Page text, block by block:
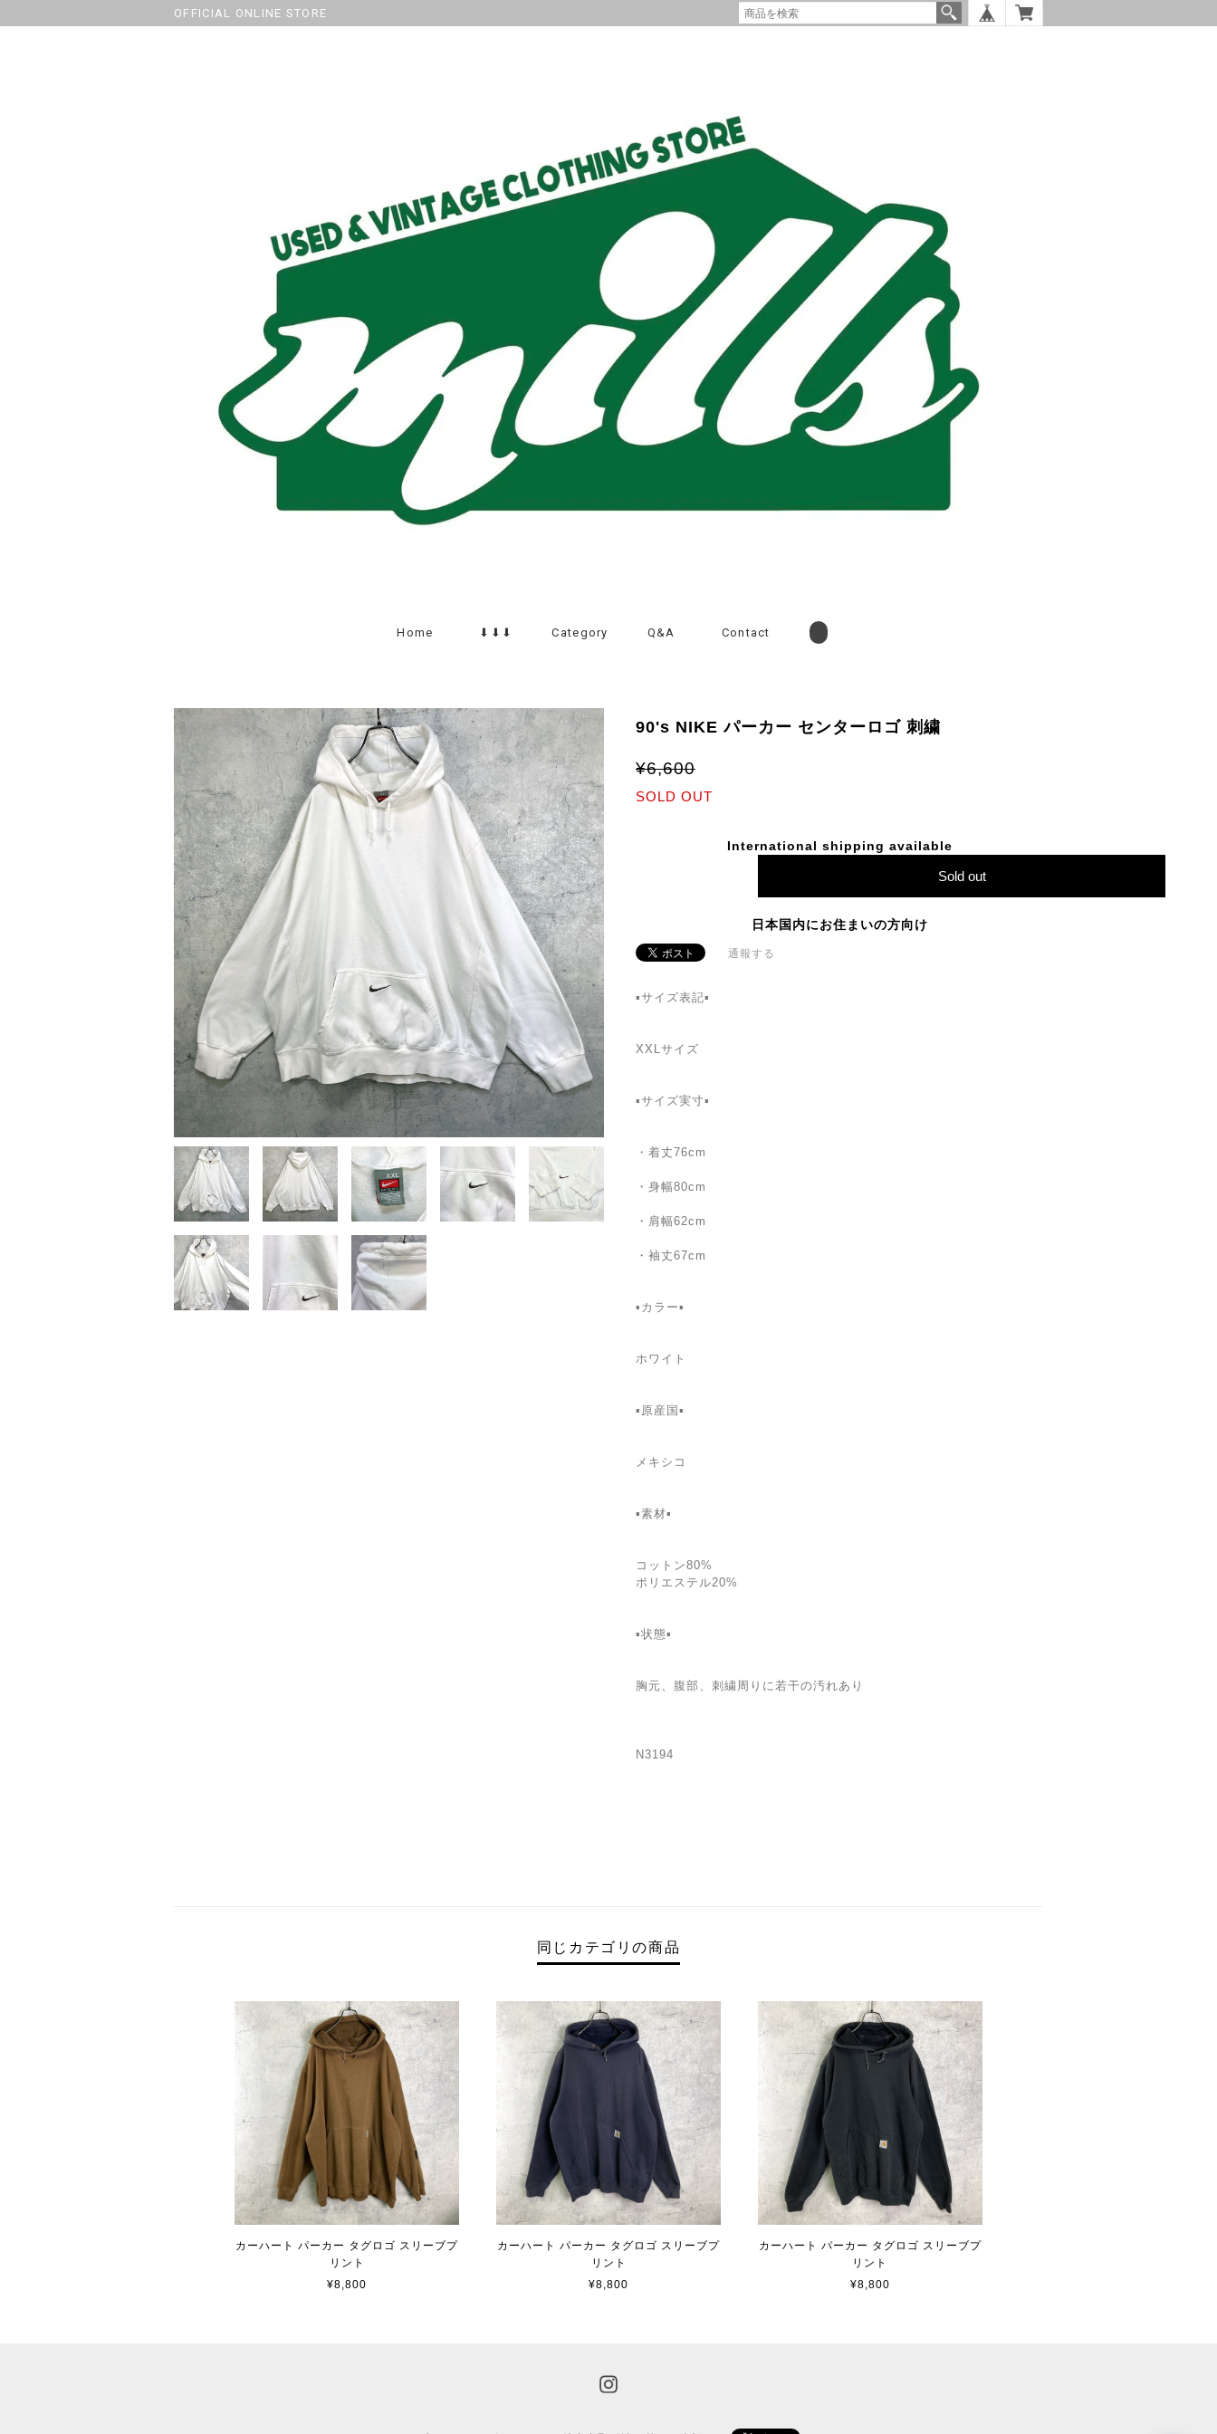
OFFICIAL ONLINE STORE
Home ⬇︎⬇︎⬇︎ Category Q&A Contact
90's NIKE パーカー センターロゴ 刺繍
¥6,600
SOLD OUT
International shipping available
Sold out
日本国内にお住まいの方向け
通報する
▪サイズ表記▪
XXLサイズ
▪サイズ実寸▪
・着丈76cm
・身幅80cm
・肩幅62cm
・袖丈67cm
▪カラー▪
ホワイト
▪原産国▪
メキシコ
▪素材▪
コットン80%
ポリエステル20%
▪状態▪
胸元、腹部、刺繍周りに若干の汚れあり
N3194
同じカテゴリの商品
カーハート パーカー タグロゴ スリーブプ
リント
¥8,800
カーハート パーカー タグロゴ スリーブプ
リント
¥8,800
カーハート パーカー タグロゴ スリーブプ
リント
¥8,800